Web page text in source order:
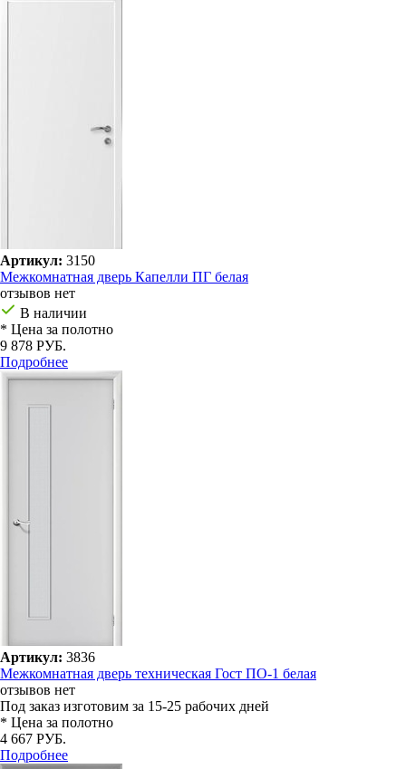
Артикул: 3150
Межкомнатная дверь Капелли ПГ белая
отзывов нет
В наличии
* Цена за полотно
9 878 РУБ.
Подробнее
Артикул: 3836
Межкомнатная дверь техническая Гост ПО-1 белая
отзывов нет
Под заказ изготовим за 15-25 рабочих дней
* Цена за полотно
4 667 РУБ.
Подробнее